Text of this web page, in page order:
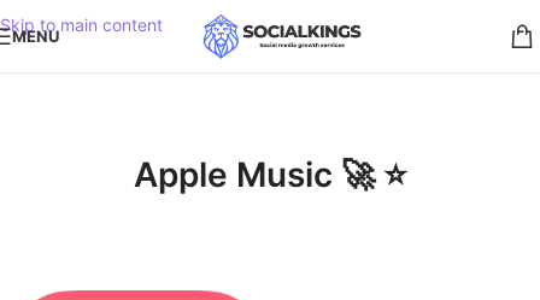
Skip to main content
MENU
Apple Music 🚀 ⭐️